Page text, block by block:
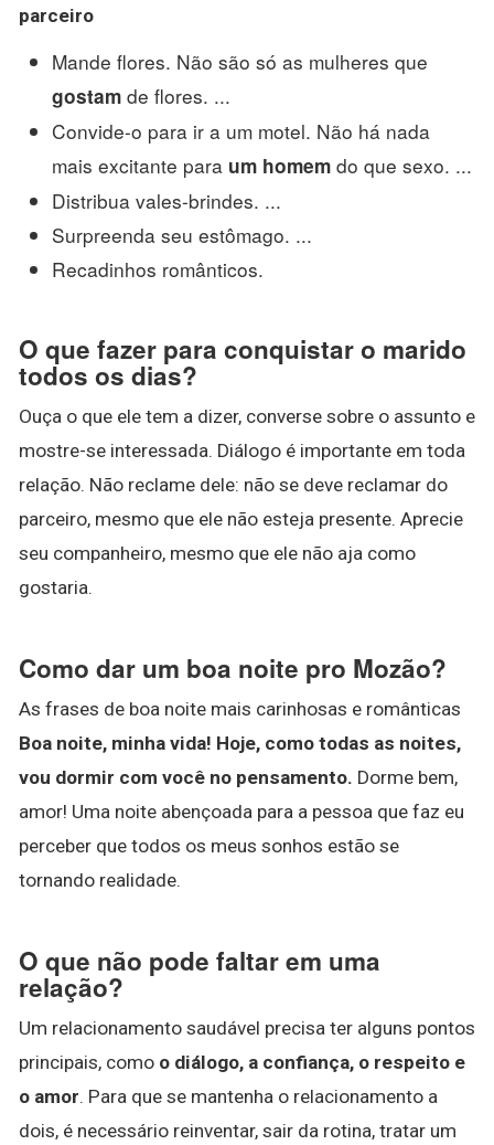
parceiro
Mande flores. Não são só as mulheres que
gostam de flores. ...
Convide-o para ir a um motel. Não há nada
mais excitante para um homem do que sexo. ...
Distribua vales-brindes. ...
Surpreenda seu estômago. ...
Recadinhos românticos.
O que fazer para conquistar o marido
todos os dias?
Ouça o que ele tem a dizer, converse sobre o assunto e
mostre-se interessada. Diálogo é importante em toda
relação. Não reclame dele: não se deve reclamar do
parceiro, mesmo que ele não esteja presente. Aprecie
seu companheiro, mesmo que ele não aja como
gostaria.
Como dar um boa noite pro Mozão?
As frases de boa noite mais carinhosas e românticas
Boa noite, minha vida! Hoje, como todas as noites,
vou dormir com você no pensamento. Dorme bem,
amor! Uma noite abençoada para a pessoa que faz eu
perceber que todos os meus sonhos estão se
tornando realidade.
O que não pode faltar em uma
relação?
Um relacionamento saudável precisa ter alguns pontos
principais, como o diálogo, a confiança, o respeito e
o amor. Para que se mantenha o relacionamento a
dois, é necessário reinventar, sair da rotina, tratar um